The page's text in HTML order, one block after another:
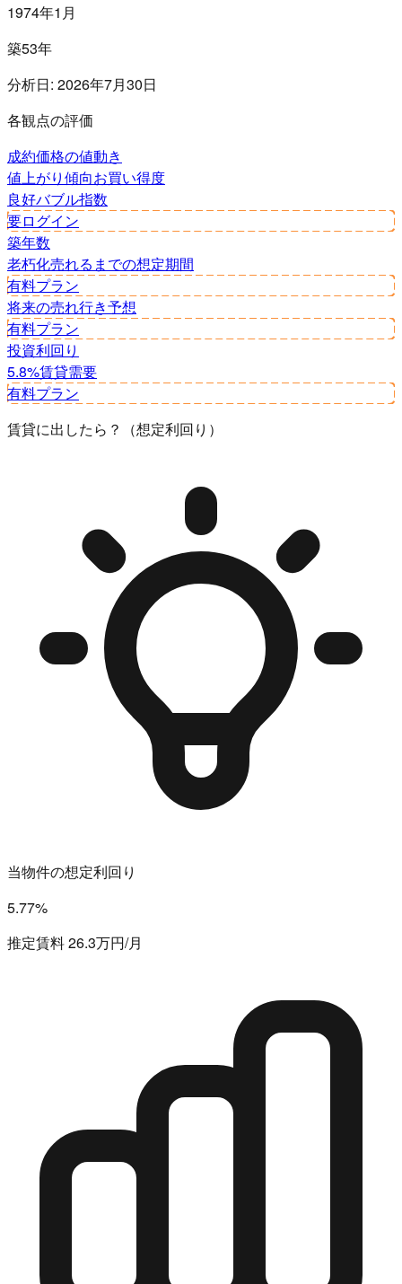
1974年1月
築53年
分析日: 2026年7月30日
各観点の評価
成約価格の値動き
値上がり傾向お買い得度
良好バブル指数
要ログイン
築年数
老朽化売れるまでの想定期間
有料プラン
将来の売れ行き予想
有料プラン
投資利回り
5.8%賃貸需要
有料プラン
賃貸に出したら？（想定利回り）
当物件の想定利回り
5.77%
推定賃料 26.3万円/月